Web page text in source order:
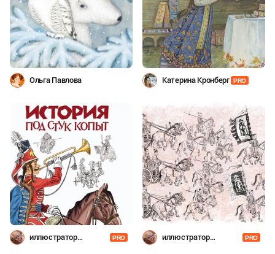
Ольга Павлова Катерина Кронберг PRO
иллюстратор
PRO
иллюстратор
PRO